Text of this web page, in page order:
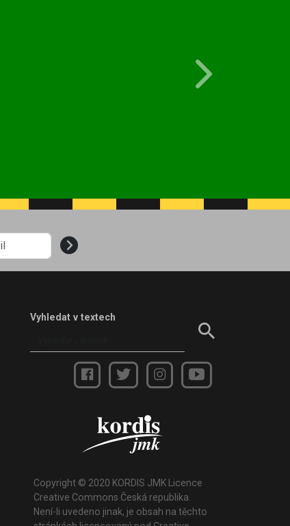
Vyhledat v textech
Copyright © 2020 KORDIS JMK Licence
Creative Commons Česká republika.
Není-li uvedeno jinak, je obsah na těchto